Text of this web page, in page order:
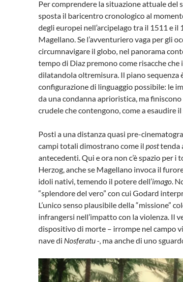
Per comprendere la situazione attuale del
sposta il baricentro cronologico al
degli europei nell’arcipelago tra il 1511 e il
Magellano. Se l’avventuriero vaga per gli
circumnavigare il globo, nel panorama
tempo di Diaz premono come risacche
dilatandola oltremisura. Il piano sequenza
configurazione di linguaggio possibile: le
da una condanna aprioristica, ma
crudele che contengono, come a esaudire
Posti a una distanza quasi pre-
campi totali dimostrano come il posttenda
antecedenti. Qui e ora non c’è spazio per
Herzog, anche se Magellano invoca il
idoli nativi, temendo il potere dell’imago.
“splendore del vero” con cui Godard
L’unico senso plausibile della “missione”
infrangersi nell’impatto con la violenza. Il
dispositivo di morte – irrompe nel campo
nave di Nosferatu-, ma anche di uno